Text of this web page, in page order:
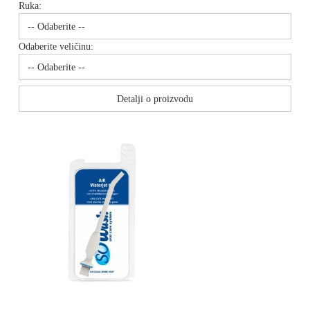
Ruka:
Odaberite veličinu:
Detalji o proizvodu